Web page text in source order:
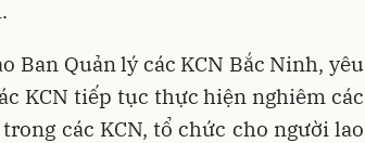
Ban Quản lý các KCN Bắc Ninh, yêu
KCN tiếp tục thực hiện nghiêm các
các KCN, tổ chức cho người lao